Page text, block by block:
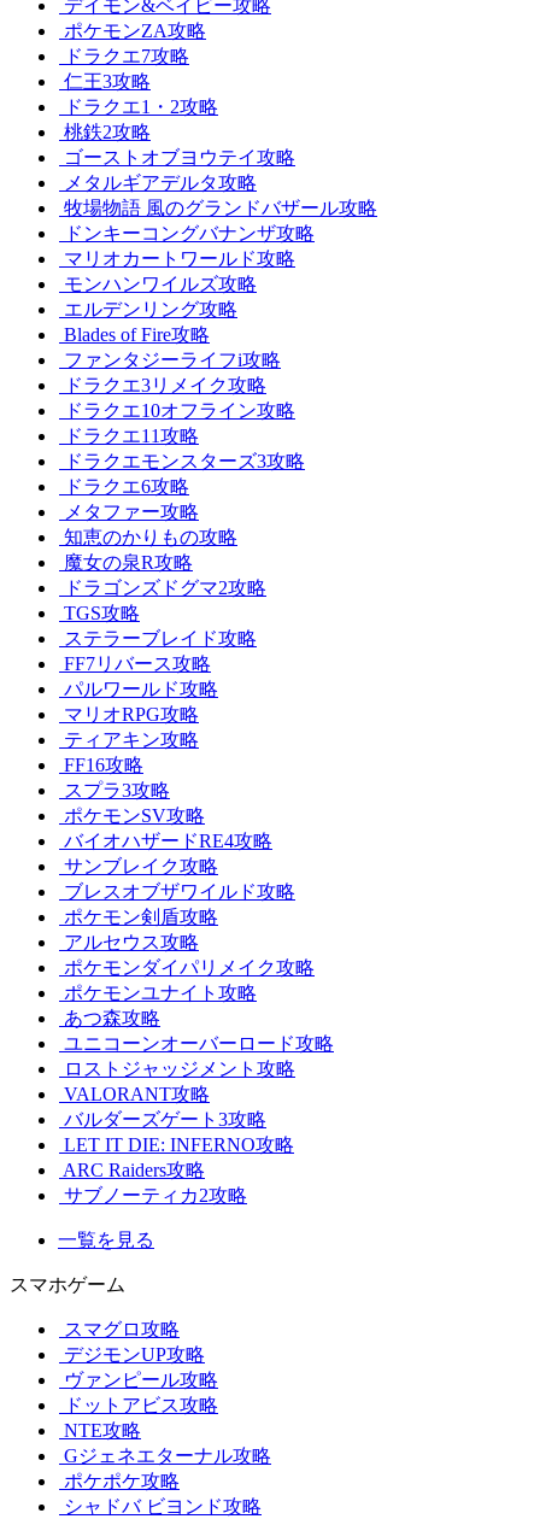
デイモン&ベイビー攻略
ポケモンZA攻略
ドラクエ7攻略
仁王3攻略
ドラクエ1・2攻略
桃鉄2攻略
ゴーストオブヨウテイ攻略
メタルギアデルタ攻略
牧場物語 風のグランドバザール攻略
ドンキーコングバナンザ攻略
マリオカートワールド攻略
モンハンワイルズ攻略
エルデンリング攻略
Blades of Fire攻略
ファンタジーライフi攻略
ドラクエ3リメイク攻略
ドラクエ10オフライン攻略
ドラクエ11攻略
ドラクエモンスターズ3攻略
ドラクエ6攻略
メタファー攻略
知恵のかりもの攻略
魔女の泉R攻略
ドラゴンズドグマ2攻略
TGS攻略
ステラーブレイド攻略
FF7リバース攻略
パルワールド攻略
マリオRPG攻略
ティアキン攻略
FF16攻略
スプラ3攻略
ポケモンSV攻略
バイオハザードRE4攻略
サンブレイク攻略
ブレスオブザワイルド攻略
ポケモン剣盾攻略
アルセウス攻略
ポケモンダイパリメイク攻略
ポケモンユナイト攻略
あつ森攻略
ユニコーンオーバーロード攻略
ロストジャッジメント攻略
VALORANT攻略
バルダーズゲート3攻略
LET IT DIE: INFERNO攻略
ARC Raiders攻略
サブノーティカ2攻略
一覧を見る
スマホゲーム
スマグロ攻略
デジモンUP攻略
ヴァンピール攻略
ドットアビス攻略
NTE攻略
Gジェネエターナル攻略
ポケポケ攻略
シャドバ ビヨンド攻略